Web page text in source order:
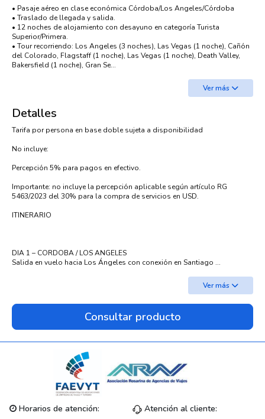
• Pasaje aéreo en clase económica Córdoba/Los Angeles/Córdoba
• Traslado de llegada y salida.
• 12 noches de alojamiento con desayuno en categoría Turista
Superior/Primera.
• Tour recorriendo: Los Angeles (3 noches), Las Vegas (1 noche), Cañón
del Colorado, Flagstaff (1 noche), Las Vegas (1 noche), Death Valley,
Bakersfield (1 noche), Gran Se...
Ver más
Detalles
Tarifa por persona en base doble sujeta a disponibilidad
No incluye:
Percepción 5% para pagos en efectivo.
Importante: no incluye la percepción aplicable según artículo RG
5463/2023 del 30% para la compra de servicios en USD.
ITINERARIO
DIA 1 – CORDOBA / LOS ANGELES
Salida en vuelo hacia Los Ángeles con conexión en Santiago ...
Ver más
Consultar producto
Horarios de atención: Atención al cliente: